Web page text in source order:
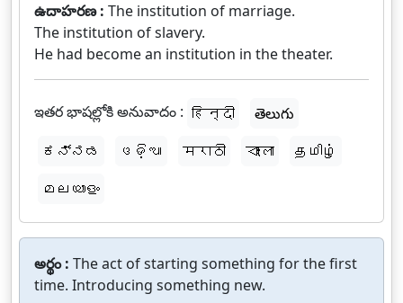
ఉదాహరణ : The institution of marriage.
The institution of slavery.
He had become an institution in the theater.
ఇతర భాషల్లోకి అనువాదం : हिन्दी
తెలుగు
ಕನ್ನಡ
ଓଡ଼ିଆ मराठी বাংলা
தமிழ்
മലയാളം
అర్థం : The act of starting something for the first
time. Introducing something new.